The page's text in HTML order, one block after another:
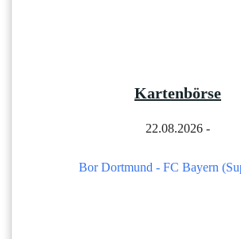
Kartenbörse
22.08.2026 -
Bor Dortmund - FC Bayern